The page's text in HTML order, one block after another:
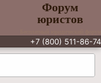
Форум
юристов
+7 (800) 511-86-74